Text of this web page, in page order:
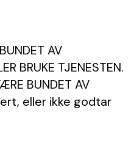
AV
BRUKE TJENESTEN.
BUNDET AV
eller ikke godtar